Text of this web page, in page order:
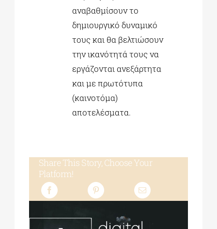
αναβαθμίσουν το
δημιουργικό δυναμικό
τους και θα βελτιώσουν
την ικανότητά τους να
εργάζονται ανεξάρτητα
και με πρωτότυπα
(καινοτόμα)
αποτελέσματα.
Share This Story, Choose Your
Platform!